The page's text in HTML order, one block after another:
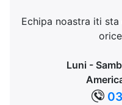
Echipa noastra iti
Luni -